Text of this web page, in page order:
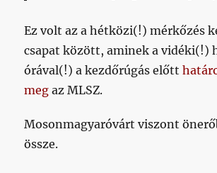
Ez volt az a hétközi(!) mérkőzés
csapat között, aminek a vidéki(!)
órával(!) a kezdőrúgás előtt
meg az MLSZ.
Mosonmagyaróvárt viszont
össze.